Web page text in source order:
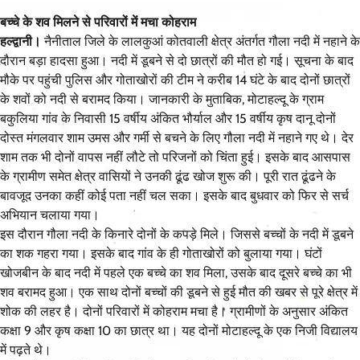
बच्चे के शव मिलने से परिवारों में मचा कोहराम
हल्द्वानी। नैनीताल जिले के लालकुआं कोतवाली क्षेत्र अंतर्गत गौला नदी में नहाने के
दौरान बड़ा हादसा हुआ। नदी में डूबने से दो छात्रों की मौत हो गई। सूचना के बाद
मौके पर पहुंची पुलिस और गोताखोरों की टीम ने करीब 14 घंटे के बाद दोनों छात्रों
के शवों को नदी से बरामद किया। जानकारी के मुताबिक, मोटाहल्दू के ग्राम
बकुलिया गांव के निवासी 15 वर्षीय अंकित भौर्याल और 15 वर्षीय कृष दानू दोनों
दोस्त मंगलवार शाम उमस और गर्मी से बचने के लिए गौला नदी में नहाने गए थे। देर
शाम तक भी दोनों वापस नहीं लौटे तो परिजनों को चिंता हुई। इसके बाद आसपास
के ग्रामीण समेत क्षेत्र वासियों ने उनकी ढूंढ खोज शुरू की। पूरी रात ढूंढने के
बावजूद उनका कहीं कोई पता नहीं चल सका। इसके बाद बुधवार को फिर से सर्च
अभियान चलाया गया।
इस दौरान गौला नदी के किनारे दोनों के कपड़े मिले। जिससे बच्चों के नदी में डूबने
का शक गहरा गया। इसके बाद गांव के ही गोताखोरों को बुलाया गया। घंटों
खोजबीन के बाद नदी में पहले एक बच्चे का शव मिला, उसके बाद दूसरे बच्चे का भी
शव बरामद हुआ। एक साथ दोनों बच्चों की डूबने से हुई मौत की खबर से पूरे क्षेत्र में
शोक की लहर है। दोनों परिवारों में कोहराम मचा है। ग्रामीणों के अनुसार अंकित
कक्षा 9 और कृष कक्षा 10 का छात्र था। यह दोनों मोटाहल्दू के एक निजी विद्यालय
में पढ़ते थे।